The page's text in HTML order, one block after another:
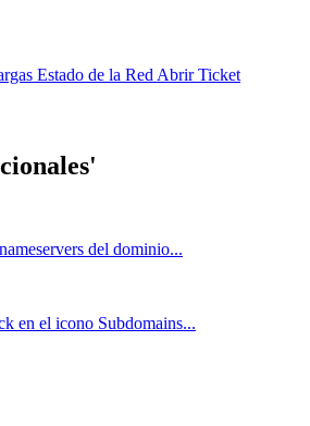
Estado de la Red Abrir Ticket
del dominio...
en el icono Subdomains...